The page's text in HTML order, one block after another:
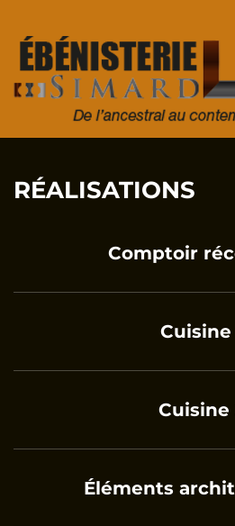
RÉALISATIONS
Comptoir
Cuisine
Cuisine
Éléments